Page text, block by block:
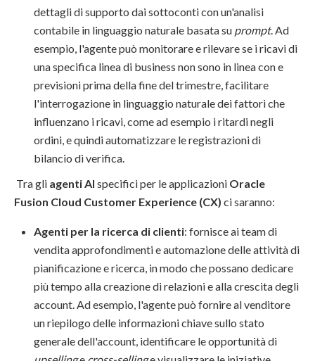
dettagli di supporto dai sottoconti con un'analisi
contabile in linguaggio naturale basata su prompt. Ad
esempio, l'agente può monitorare e rilevare se i ricavi di
una specifica linea di business non sono in linea con e
previsioni prima della fine del trimestre, facilitare
l'interrogazione in linguaggio naturale dei fattori che
influenzano i ricavi, come ad esempio i ritardi negli
ordini, e quindi automatizzare le registrazioni di
bilancio di verifica.
Tra gli agenti AI specifici per le applicazioni Oracle
Fusion Cloud Customer Experience (CX) ci saranno:
Agenti per la ricerca di clienti: fornisce ai team di
vendita approfondimenti e automazione delle attività di
pianificazione e ricerca, in modo che possano dedicare
più tempo alla creazione di relazioni e alla crescita degli
account. Ad esempio, l'agente può fornire al venditore
un riepilogo delle informazioni chiave sullo stato
generale dell'account, identificare le opportunità di